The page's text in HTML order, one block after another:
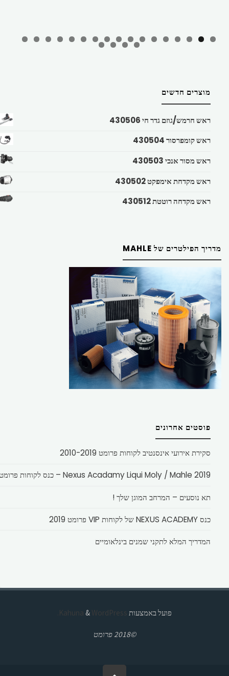
מוצרים חדשים
ראש חרמש/גוזם גדר חי 430506
ראש קומפרסור 430504
ראש מסור אנכי 430503
ראש מקדחת אימפקט 430502
ראש מקדחה רוטטת 430512
מדריך הפילטרים של MAHLE
פוסטים אחרונים
סקירת אירועי אינסנטיב לקוחות פרומט 2010-2019
Nexus Acadamy Liqui Moly / Mahle 2019 – כנס לקוחות פרומט
תא נוסעים – המרחב המוגן שלך !
כנס NEXUS ACADEMY של לקוחות VIP פרומט 2019
המדריך המלא לתקני שמנים בינלאומיים
פועל באמצעות & WordPress.
©2018 פרומט